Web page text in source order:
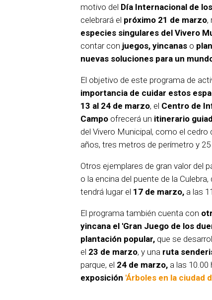
motivo del Día Internacional de
celebrará el próximo 21 de marzo,
especies singulares del Vivero
contar con juegos, yincanas o
nuevas soluciones para un
El objetivo de este programa de
importancia de cuidar estos
13 al 24 de marzo, el Centro de
Campo ofrecerá un itinerario
del Vivero Municipal, como el cedro
años, tres metros de perímetro y
Otros ejemplares de gran valor del
o la encina del puente de la
tendrá lugar el 17 de marzo, a las
El programa también cuenta con
yincana el 'Gran Juego de los
plantación popular, que se
el 23 de marzo, y una ruta
parque, el 24 de marzo, a las 10.00
exposición 'Árboles en la ciudad